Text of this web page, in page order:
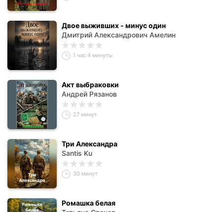
Двое выживших - минус один
Дмитрий Александрович Амелин
1 час 4 минуты
Акт выбраковки
Андрей Рязанов
27 минут
Три Александра
Santis Ku
30 минут
Ромашка белая